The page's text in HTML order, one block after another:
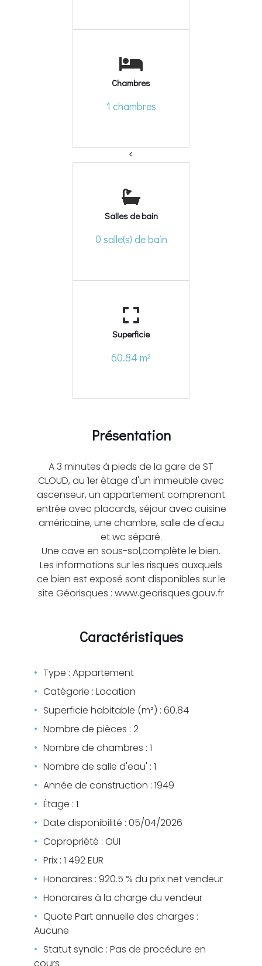
Chambres
1 chambres
<
Salles de bain
0 salle(s) de bain
Superficie
60.84 m²
Présentation
A 3 minutes à pieds de la gare de ST
CLOUD, au 1er étage d'un immeuble avec
ascenseur, un appartement comprenant
entrée avec placards, séjour avec cuisine
américaine, une chambre, salle de d'eau
et wc séparé.
Une cave en sous-sol,complète le bien.
Les informations sur les risques auxquels
ce bien est exposé sont disponibles sur le
site Géorisques : www.georisques.gouv.fr
Caractéristiques
Type : Appartement
Catégorie : Location
Superficie habitable (m²) : 60.84
Nombre de pièces : 2
Nombre de chambres : 1
Nombre de salle d'eau' : 1
Année de construction : 1949
Étage : 1
Date disponibilité : 05/04/2026
Copropriété : OUI
Prix : 1 492 EUR
Honoraires : 920.5 % du prix net vendeur
Honoraires à la charge du vendeur
Quote Part annuelle des charges :
Aucune
Statut syndic : Pas de procédure en